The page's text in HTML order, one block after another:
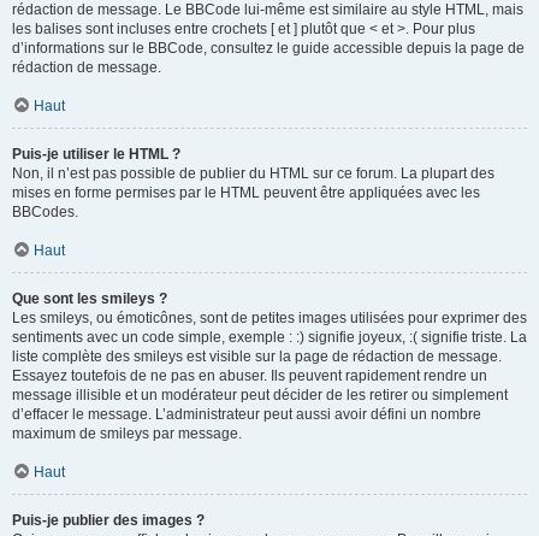
rédaction de message. Le BBCode lui-même est similaire au style HTML, mais
les balises sont incluses entre crochets [ et ] plutôt que < et >. Pour plus
d’informations sur le BBCode, consultez le guide accessible depuis la page de
rédaction de message.
Haut
Puis-je utiliser le HTML ?
Non, il n’est pas possible de publier du HTML sur ce forum. La plupart des
mises en forme permises par le HTML peuvent être appliquées avec les
BBCodes.
Haut
Que sont les smileys ?
Les smileys, ou émoticônes, sont de petites images utilisées pour exprimer des
sentiments avec un code simple, exemple : :) signifie joyeux, :( signifie triste. La
liste complète des smileys est visible sur la page de rédaction de message.
Essayez toutefois de ne pas en abuser. Ils peuvent rapidement rendre un
message illisible et un modérateur peut décider de les retirer ou simplement
d’effacer le message. L’administrateur peut aussi avoir défini un nombre
maximum de smileys par message.
Haut
Puis-je publier des images ?